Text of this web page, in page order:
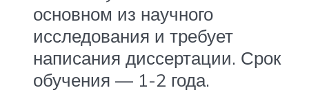
основном из научного
исследования и требует
написания диссертации. Срок
обучения — 1-2 года.